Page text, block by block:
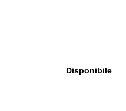
Disponibile